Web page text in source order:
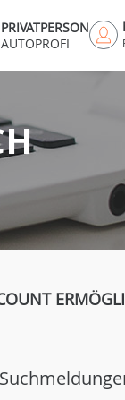
PRIVATPERSON
AUTOPROFI